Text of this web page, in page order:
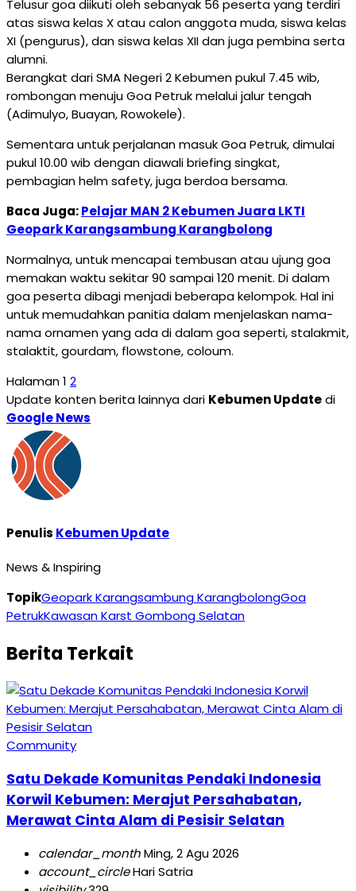
Telusur goa diikuti oleh sebanyak 56 peserta yang terdiri
atas siswa kelas X atau calon anggota muda, siswa kelas
XI (pengurus), dan siswa kelas XII dan juga pembina serta
alumni.
Berangkat dari SMA Negeri 2 Kebumen pukul 7.45 wib,
rombongan menuju Goa Petruk melalui jalur tengah
(Adimulyo, Buayan, Rowokele).
Sementara untuk perjalanan masuk Goa Petruk, dimulai
pukul 10.00 wib dengan diawali briefing singkat,
pembagian helm safety, juga berdoa bersama.
Baca Juga:Pelajar MAN 2 Kebumen Juara LKTI
Geopark Karangsambung Karangbolong
Normalnya, untuk mencapai tembusan atau ujung goa
memakan waktu sekitar 90 sampai 120 menit. Di dalam
goa peserta dibagi menjadi beberapa kelompok. Hal ini
untuk memudahkan panitia dalam menjelaskan nama-
nama ornamen yang ada di dalam goa seperti, stalakmit,
stalaktit, gourdam, flowstone, coloum.
Halaman1 2
Update konten berita lainnya dari Kebumen Updatedi
Google News
Penulis Kebumen Update
News & Inspiring
TopikGeopark Karangsambung KarangbolongGoa
PetrukKawasan Karst Gombong Selatan
Berita Terkait
Community
Satu Dekade Komunitas Pendaki Indonesia
Korwil Kebumen: Merajut Persahabatan,
Merawat Cinta Alam di Pesisir Selatan
calendar_monthMing, 2 Agu 2026
account_circleHari Satria